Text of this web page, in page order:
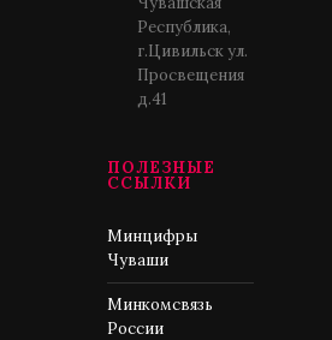
Республика,
г.Цивильск ул.
Просвещения
д.41
ПОЛЕЗНЫЕ
ССЫЛКИ
Минцифры
Чуваши
Минкомсвязь
России